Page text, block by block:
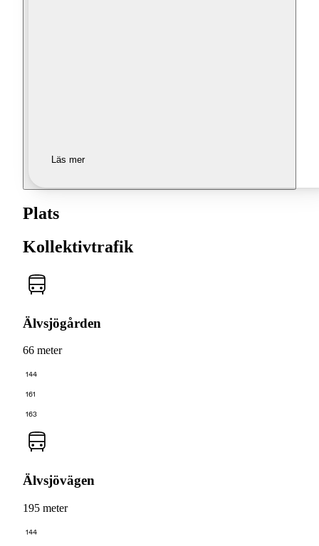
Läs mer
Plats
Kollektivtrafik
Älvsjögården
66 meter
144
161
163
Älvsjövägen
195 meter
144